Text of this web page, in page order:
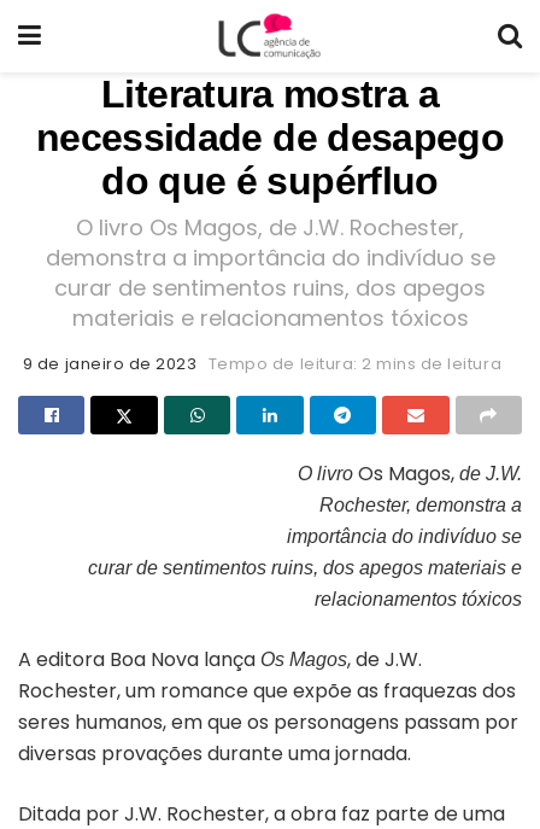
Literatura mostra a
necessidade de desapego
do que é supérfluo
O livro Os Magos, de J.W. Rochester,
demonstra a importância do indivíduo se
curar de sentimentos ruins, dos apegos
materiais e relacionamentos tóxicos
9 de janeiro de 2023 Tempo de leitura: 2 mins de leitura
O livro Os Magos, de J.W.
Rochester, demonstra a
importância do indivíduo se
curar de sentimentos ruins, dos apegos materiais e
relacionamentos tóxicos
A editora Boa Nova lança Os Magos, de J.W.
Rochester, um romance que expõe as fraquezas dos
seres humanos, em que os personagens passam por
diversas provações durante uma jornada.
Ditada por J.W. Rochester, a obra faz parte de uma